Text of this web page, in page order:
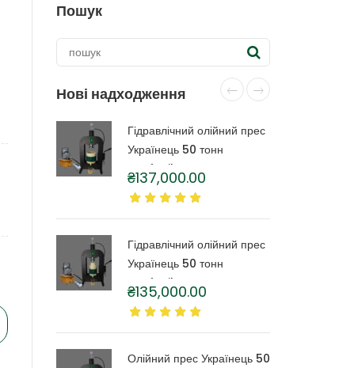
Пошук
Нові надходження
Гідравлічний олійний прес
Українець 50 тонн
CraftOil з капролоновою
бочкою 6 літрів
₴137,000.00
Гідравлічний олійний прес
Українець 50 тонн
CraftOil з капролоновою
бочкою 4 літри
₴135,000.00
Олійний прес Українець 50